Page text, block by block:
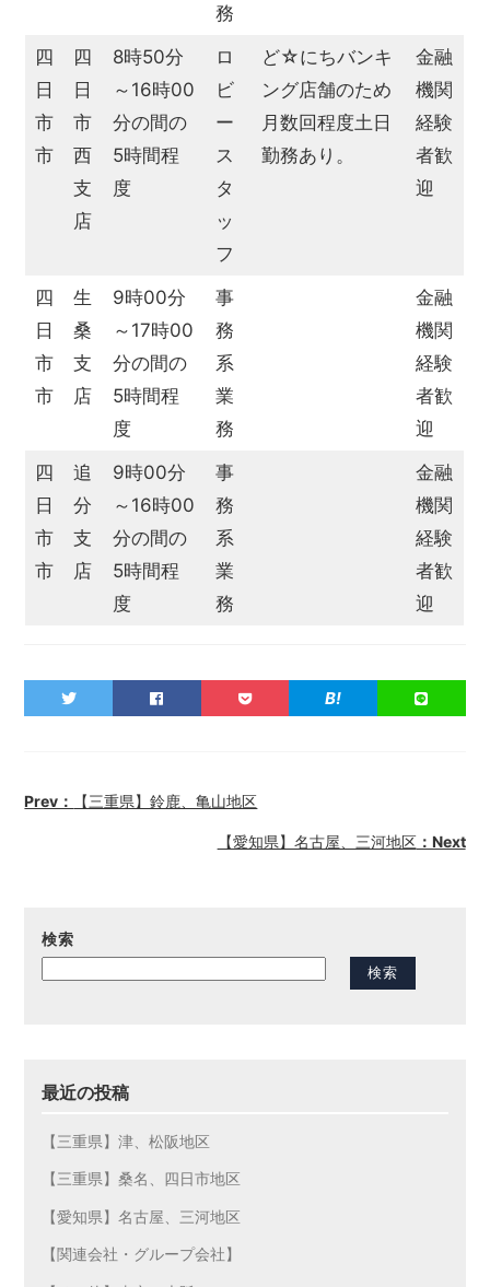
務
四
日
市
市
四
日
市
西
支
店
8時50分
～16時00
分の間の
5時間程
度
ロ
ビ
ー
ス
タ
ッ
フ
ど☆にちバンキ
ング店舗のため
月数回程度土日
勤務あり。
金融
機関
経験
者歓
迎
四
日
市
市
生
桑
支
店
9時00分
～17時00
分の間の
5時間程
度
事
務
系
業
務
金融
機関
経験
者歓
迎
四
日
市
市
追
分
支
店
9時00分
～16時00
分の間の
5時間程
度
事
務
系
業
務
金融
機関
経験
者歓
迎
Prev： 【三重県】鈴鹿、亀山地区
【愛知県】名古屋、三河地区：Next
検索
検索
最近の投稿
【三重県】津、松阪地区
【三重県】桑名、四日市地区
【愛知県】名古屋、三河地区
【関連会社・グループ会社】